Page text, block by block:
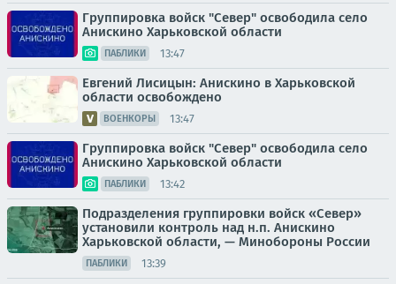
Группировка войск "Север" освободила село
Анискино Харьковской области
ПАБЛИКИ 13:47
Евгений Лисицын: Анискино в Харьковской
области освобождено
ВОЕНКОРЫ 13:47
Группировка войск "Север" освободила село
Анискино Харьковской области
ПАБЛИКИ 13:42
Подразделения группировки войск «Север»
установили контроль над н.п. Анискино
Харьковской области, — Минобороны России
ПАБЛИКИ 13:39